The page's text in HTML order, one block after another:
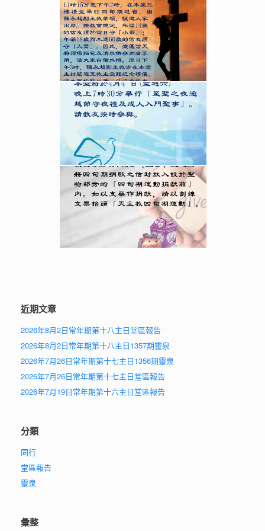
近期文章
2026年8月2日常年期第十八主日堂區報告
2026年8月2日常年期第十八主日1357期靈泉
2026年7月26日常年期第十七主日1356期靈泉
2026年7月26日常年期第十七主日堂區報告
2026年7月19日常年期第十六主日堂區報告
分類
同行
堂區報告
靈泉
彙整